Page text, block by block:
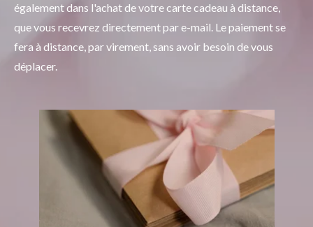
également dans l'achat de votre carte cadeau à distance,
que vous recevrez directement par e-mail. Le paiement se
fera à distance, par virement, sans avoir besoin de vous
déplacer.